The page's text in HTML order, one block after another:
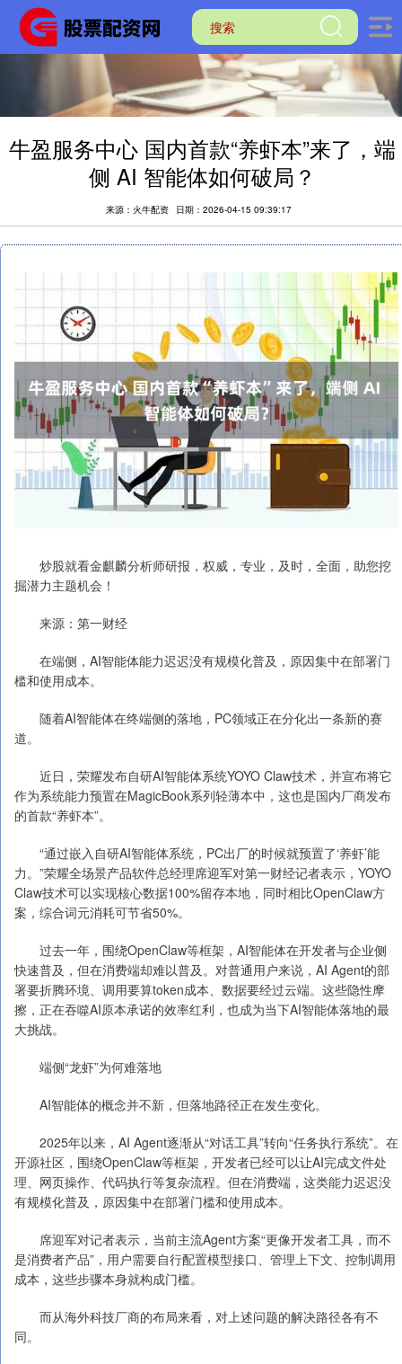
牛盈服务中心 国内首款“养虾本”来了，端
侧 AI 智能体如何破局？
来源：火牛配资 日期：2026-04-15 09:39:17
炒股就看金麒麟分析师研报，权威，专业，及时，全面，助您挖
掘潜力主题机会！
来源：第一财经
在端侧，AI智能体能力迟迟没有规模化普及，原因集中在部署门
槛和使用成本。
随着AI智能体在终端侧的落地，PC领域正在分化出一条新的赛
道。
近日，荣耀发布自研AI智能体系统YOYO Claw技术，并宣布将它
作为系统能力预置在MagicBook系列轻薄本中，这也是国内厂商发布
的首款“养虾本”。
“通过嵌入自研AI智能体系统，PC出厂的时候就预置了‘养虾’能
力。”荣耀全场景产品软件总经理席迎军对第一财经记者表示，YOYO
Claw技术可以实现核心数据100%留存本地，同时相比OpenClaw方
案，综合词元消耗可节省50%。
过去一年，围绕OpenClaw等框架，AI智能体在开发者与企业侧
快速普及，但在消费端却难以普及。对普通用户来说，AI Agent的部
署要折腾环境、调用要算token成本、数据要经过云端。这些隐性摩
擦，正在吞噬AI原本承诺的效率红利，也成为当下AI智能体落地的最
大挑战。
端侧“龙虾”为何难落地
AI智能体的概念并不新，但落地路径正在发生变化。
2025年以来，AI Agent逐渐从“对话工具”转向“任务执行系统”。在
开源社区，围绕OpenClaw等框架，开发者已经可以让AI完成文件处
理、网页操作、代码执行等复杂流程。但在消费端，这类能力迟迟没
有规模化普及，原因集中在部署门槛和使用成本。
席迎军对记者表示，当前主流Agent方案“更像开发者工具，而不
是消费者产品”，用户需要自行配置模型接口、管理上下文、控制调用
成本，这些步骤本身就构成门槛。
而从海外科技厂商的布局来看，对上述问题的解决路径各有不
同。